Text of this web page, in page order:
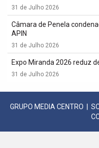
31 de Julho 2026
Câmara de Penela
APIN
31 de Julho 2026
Expo Miranda 2026 reduz
31 de Julho 2026
GRUPO MEDIA CENTRO